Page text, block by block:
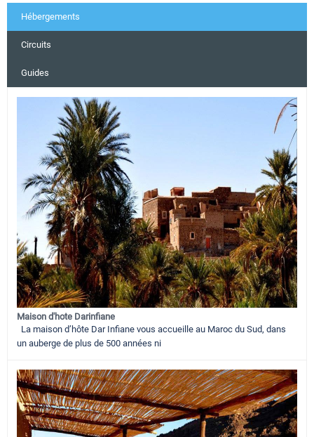
Hébergements
Circuits
Guides
Maison d'hote Darinfiane
La maison d’hôte Dar Infiane vous accueille au Maroc du Sud, dans
un auberge de plus de 500 années ni